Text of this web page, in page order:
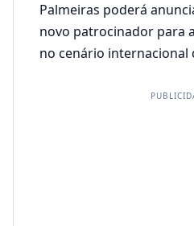
Palmeiras poderá
novo patrocinador para
no cenário internacional